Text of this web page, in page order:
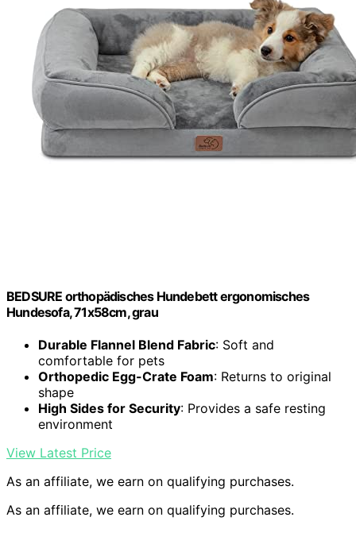
BEDSURE orthopädisches Hundebett ergonomisches
Hundesofa, 71x58cm, grau
Durable Flannel Blend Fabric: Soft and
comfortable for pets
Orthopedic Egg-Crate Foam: Returns to original
shape
High Sides for Security: Provides a safe resting
environment
View Latest Price
As an affiliate, we earn on qualifying purchases.
As an affiliate, we earn on qualifying purchases.